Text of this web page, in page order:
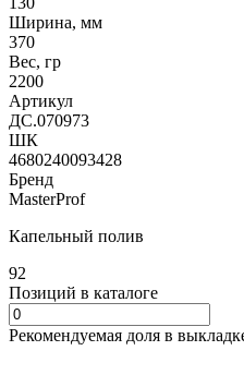
Ширина, мм
370
Вес, гр
2200
Артикул
ДС.070973
ШК
4680240093428
Бренд
MasterProf
Капельный полив
92
Позиций в каталоге
Рекомендуемая доля в